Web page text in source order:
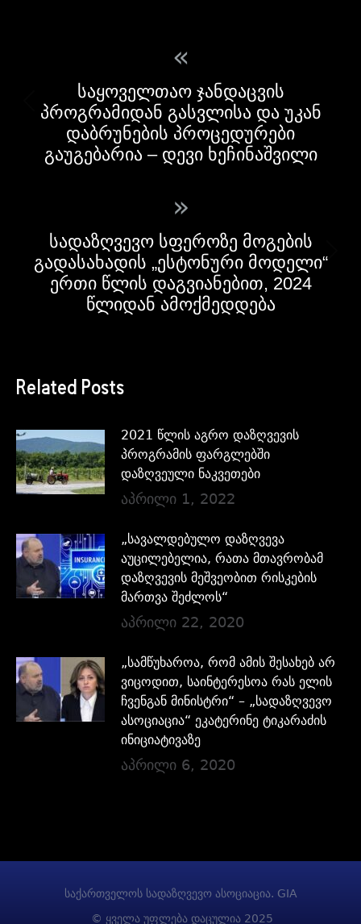
«
საყოველთაო ჯანდაცვის
პროგრამიდან გასვლისა და უკან
დაბრუნების პროცედურები
გაუგებარია – დევი ხეჩინაშვილი
»
სადაზღვევო სფეროზე მოგების
გადასახადის „ესტონური მოდელი“
ერთი წლის დაგვიანებით, 2024
წლიდან ამოქმედდება
Related Posts
2021 წლის აგრო დაზღვევის
პროგრამის ფარგლებში
დაზღვეული ნაკვეთები
აპრილი 1, 2022
„სავალდებულო დაზღვევა
აუცილებელია, რათა მთავრობამ
დაზღვევის მეშვეობით რისკების
მართვა შეძლოს“
აპრილი 22, 2020
„სამწუხაროა, რომ ამის შესახებ არ
ვიცოდით, საინტერესოა რას ელის
ჩვენგან მინისტრი“ – „სადაზღვევო
ასოციაცია“ ეკატერინე ტიკარაძის
ინიციატივაზე
აპრილი 6, 2020
საქართველოს სადაზღვევო ასოციაცია. GIA
© ყველა უფლება დაცულია 2025